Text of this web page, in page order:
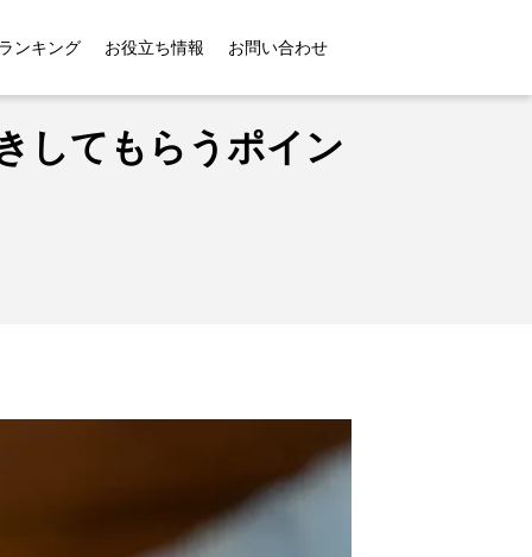
ンキング お役立ち情報 お問い合わせ
てもらうポイントも紹介！
してもらうポイン